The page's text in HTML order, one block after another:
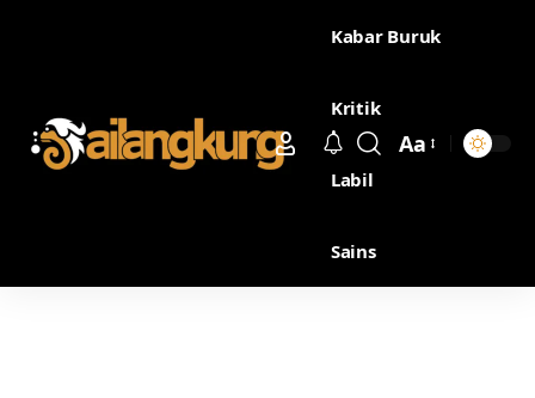
Kabar Buruk
Kritik
Labil
Sains
Aa